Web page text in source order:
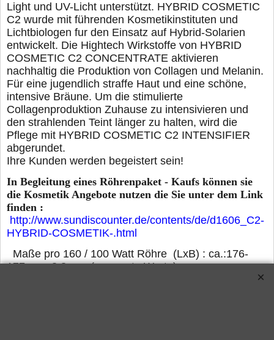
Light und UV-Licht unterstützt. HYBRID COSMETIC
C2 wurde mit führenden Kosmetikinstituten und
Lichtbiologen fur den Einsatz auf Hybrid-Solarien
entwickelt. Die Hightech Wirkstoffe von HYBRID
COSMETIC C2 CONCENTRATE aktivieren
nachhaltig die Produktion von Collagen und Melanin.
Für eine jugendlich straffe Haut und eine schöne,
intensive Bräune. Um die stimulierte
Collagenproduktion Zuhause zu intensivieren und
den strahlenden Teint länger zu halten, wird die
Pflege mit HYBRID COSMETIC C2 INTENSIFIER
abgerundet.
Ihre Kunden werden begeistert sein!
In Begleitung eines Röhrenpaket - Kaufs können sie
die Kosmetik Angebote nutzen die Sie unter dem Link
finden :
http://www.sundiscounter.de/contents/de/d1606_C2-
HYBRID-COSMETIK-.html
Maße pro 160 / 100 Watt Röhre (LxB) : ca.:176-
177cm x 3,8cm (genormte Werte)